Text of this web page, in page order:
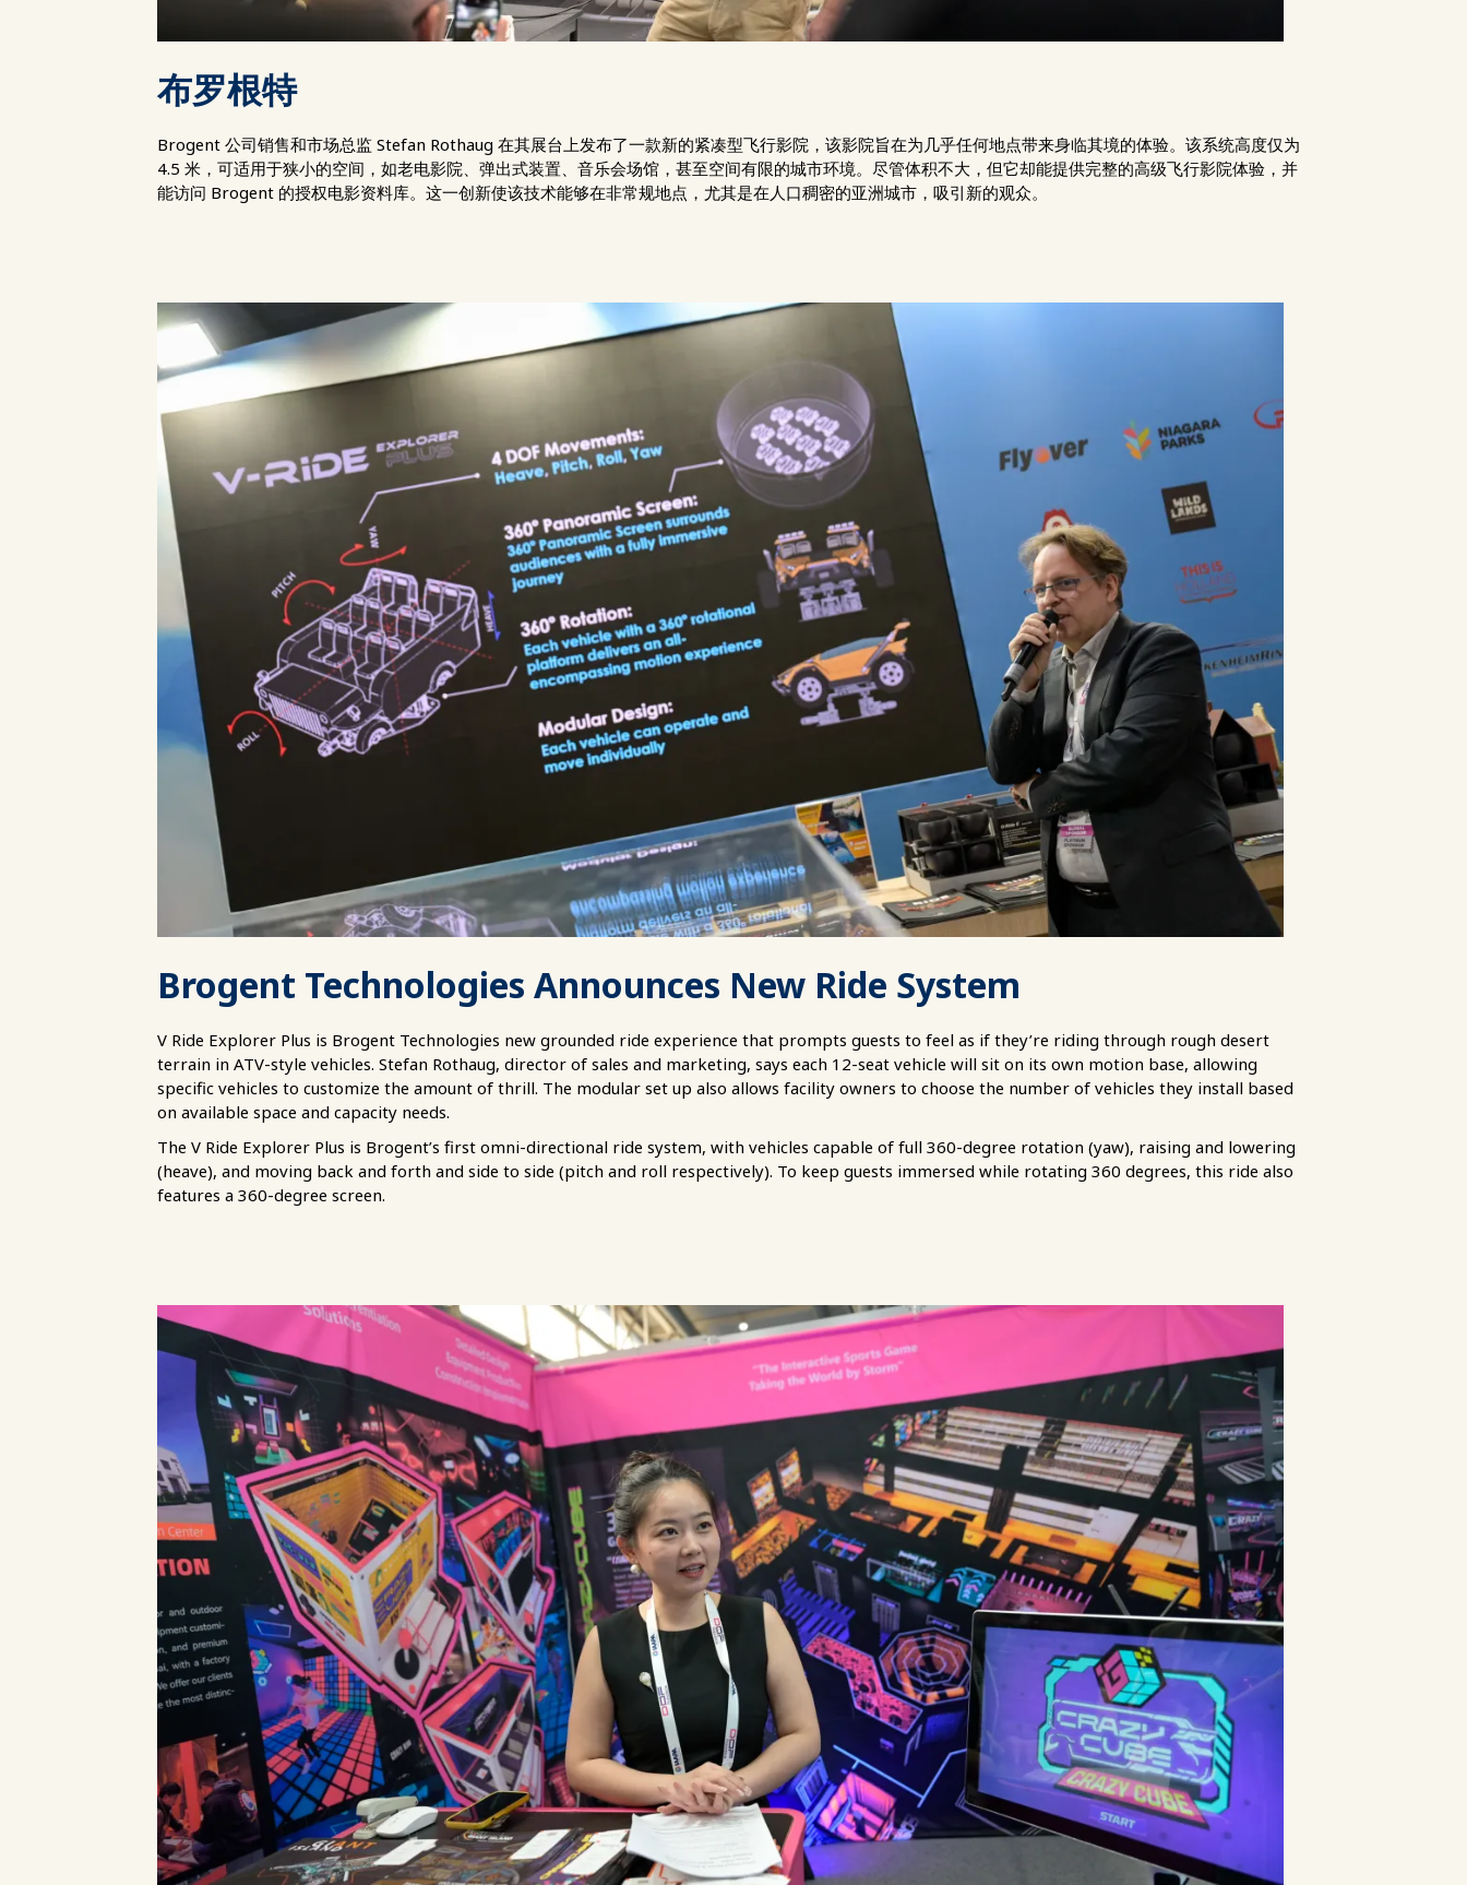
布罗根特
Brogent 公司销售和市场总监 Stefan Rothaug 在其展台上发布了一款新的紧凑型飞行影院，该影院旨在为几乎任何地点带来身临其境的体验。该系统高度仅为
4.5 米，可适用于狭小的空间，如老电影院、弹出式装置、音乐会场馆，甚至空间有限的城市环境。尽管体积不大，但它却能提供完整的高级飞行影院体验，并
能访问 Brogent 的授权电影资料库。这一创新使该技术能够在非常规地点，尤其是在人口稠密的亚洲城市，吸引新的观众。
Brogent Technologies Announces New Ride System
V Ride Explorer Plus is Brogent Technologies new grounded ride experience that prompts guests to feel as if they’re riding through rough desert
terrain in ATV-style vehicles. Stefan Rothaug, director of sales and marketing, says each 12-seat vehicle will sit on its own motion base, allowing
specific vehicles to customize the amount of thrill. The modular set up also allows facility owners to choose the number of vehicles they install based
on available space and capacity needs.
The V Ride Explorer Plus is Brogent’s first omni-directional ride system, with vehicles capable of full 360-degree rotation (yaw), raising and lowering
(heave), and moving back and forth and side to side (pitch and roll respectively). To keep guests immersed while rotating 360 degrees, this ride also
features a 360-degree screen.